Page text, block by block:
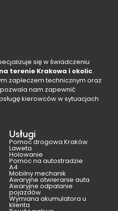
się w świadczeniu
terenie Krakowa i okolic.
zapleczem technicznym oraz
nam zapewnić
kierowców w sytuacjach
Usługi
Pomoc drogowa Kraków
Laweta
Holowanie
Pomoc na autostradzie
A4
Mobilny mechanik
Awaryjne otwieranie auta
Awaryjne odpalanie
pojazdów
Wymiana akumulatora u
klienta